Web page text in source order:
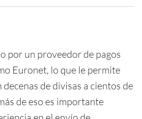
por un proveedor de pagos
Euronet, lo que le permite
de divisas a cientos de
de eso es importante